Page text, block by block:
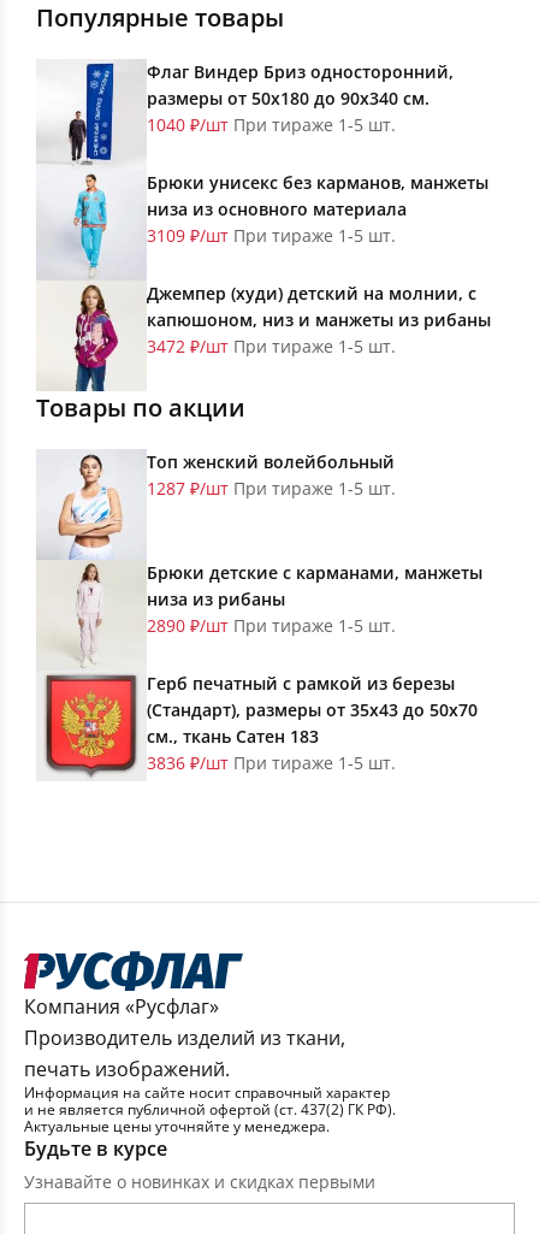
Популярные товары
Флаг Виндер Бриз односторонний,
размеры от 50х180 до 90х340 см.
1040 ₽/шт При тираже 1-5 шт.
Брюки унисекс без карманов, манжеты
низа из основного материала
3109 ₽/шт При тираже 1-5 шт.
Джемпер (худи) детский на молнии, с
капюшоном, низ и манжеты из рибаны
3472 ₽/шт При тираже 1-5 шт.
Товары по акции
Топ женский волейбольный
1287 ₽/шт При тираже 1-5 шт.
Брюки детские с карманами, манжеты
низа из рибаны
2890 ₽/шт При тираже 1-5 шт.
Герб печатный с рамкой из березы
(Стандарт), размеры от 35х43 до 50х70
см., ткань Сатен 183
3836 ₽/шт При тираже 1-5 шт.
Компания «Русфлаг»
Производитель изделий из ткани,
печать изображений.
Информация на сайте носит справочный характер
и не является публичной офертой (ст. 437(2) ГК РФ).
Актуальные цены уточняйте у менеджера.
Будьте в курсе
Узнавайте о новинках и скидках первыми